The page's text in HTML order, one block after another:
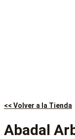
<< Volver a la Tienda
Abadal